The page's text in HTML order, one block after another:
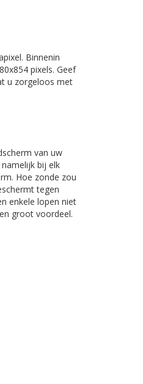
Binnenin
pixels. Geef
u zorgeloos met
van uw
bij elk
Hoe zonde zou
tegen
enkele lopen niet
groot voordeel.